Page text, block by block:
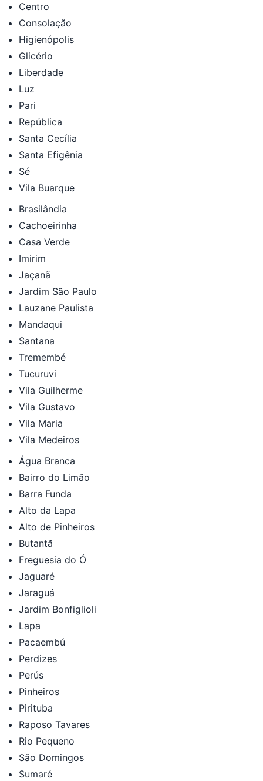
Centro
Consolação
Higienópolis
Glicério
Liberdade
Luz
Pari
República
Santa Cecília
Santa Efigênia
Sé
Vila Buarque
Brasilândia
Cachoeirinha
Casa Verde
Imirim
Jaçanã
Jardim São Paulo
Lauzane Paulista
Mandaqui
Santana
Tremembé
Tucuruvi
Vila Guilherme
Vila Gustavo
Vila Maria
Vila Medeiros
Água Branca
Bairro do Limão
Barra Funda
Alto da Lapa
Alto de Pinheiros
Butantã
Freguesia do Ó
Jaguaré
Jaraguá
Jardim Bonfiglioli
Lapa
Pacaembú
Perdizes
Perús
Pinheiros
Pirituba
Raposo Tavares
Rio Pequeno
São Domingos
Sumaré